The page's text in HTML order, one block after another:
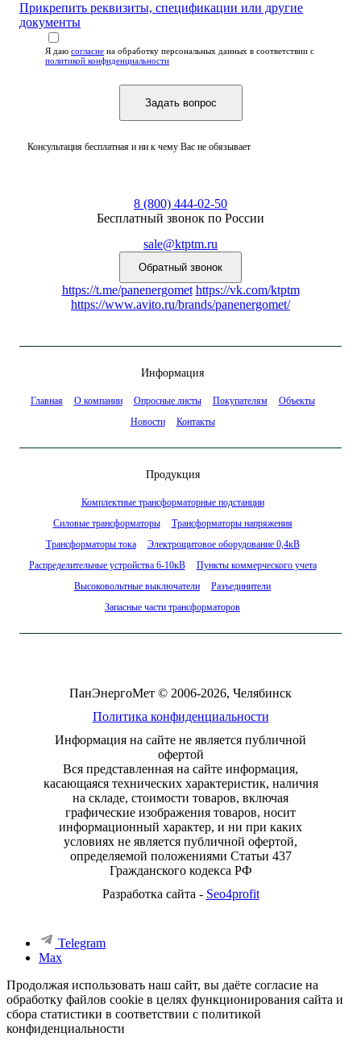
Прикрепить реквизиты, спецификации или другие
документы
Я даю согласие на обработку персональных данных в соответствии с
политикой конфиденциальности
Консультация бесплатная и ни к чему Вас не обязывает
8 (800) 444-02-50
Бесплатный звонок по России
sale@ktptm.ru
https://t.me/panenergomet https://vk.com/ktptm
https://www.avito.ru/brands/panenergomet/
Информация
Главная О компании Опросные листы Покупателям
Объекты
Новости
Контакты
Продукция
Комплектные трансформаторные подстанции
Силовые трансформаторы
Трансформаторы напряжения
Трансформаторы тока
Электрощитовое оборудование 0,4кВ
Распределительные устройства 6-10кВ
Пункты коммерческого учета
Высоковольтные выключатели
Разъединители
Запасные части трансформаторов
ПанЭнергоМет © 2006-2026, Челябинск
Политика конфиденциальности
Информация на сайте не является публичной
офертой
Вся представленная на сайте информация,
касающаяся технических характеристик, наличия
на складе, стоимости товаров, включая
графические изображения товаров, носит
информационный характер, и ни при каких
условиях не является публичной офертой,
определяемой положениями Статьи 437
Гражданского кодекса РФ
Разработка сайта - Seo4profit
Telegram
Max
Продолжая использовать наш сайт, вы даёте согласие на
обработку файлов cookie в целях функционирования сайта и
сбора статистики в соответствии с политикой
конфиденциальности